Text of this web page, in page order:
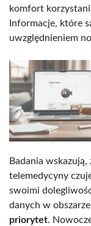
komfort
Informacje, które
uwzględnieniem
Badania
telemedycyny
swoimi
danych w
priorytet.